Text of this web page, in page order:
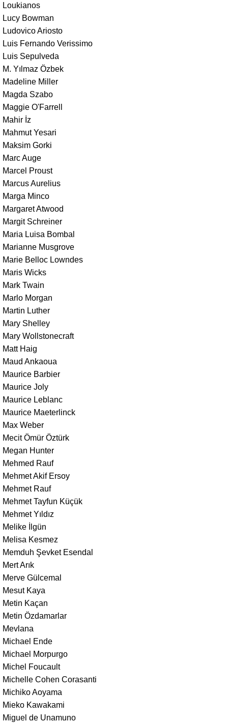
Loukianos
Lucy Bowman
Ludovico Ariosto
Luis Fernando Verissimo
Luis Sepulveda
M. Yılmaz Özbek
Madeline Miller
Magda Szabo
Maggie O'Farrell
Mahir İz
Mahmut Yesari
Maksim Gorki
Marc Auge
Marcel Proust
Marcus Aurelius
Marga Minco
Margaret Atwood
Margit Schreiner
Maria Luisa Bombal
Marianne Musgrove
Marie Belloc Lowndes
Maris Wicks
Mark Twain
Marlo Morgan
Martin Luther
Mary Shelley
Mary Wollstonecraft
Matt Haig
Maud Ankaoua
Maurice Barbier
Maurice Joly
Maurice Leblanc
Maurice Maeterlinck
Max Weber
Mecit Ömür Öztürk
Megan Hunter
Mehmed Rauf
Mehmet Akif Ersoy
Mehmet Rauf
Mehmet Tayfun Küçük
Mehmet Yıldız
Melike İlgün
Melisa Kesmez
Memduh Şevket Esendal
Mert Arık
Merve Gülcemal
Mesut Kaya
Metin Kaçan
Metin Özdamarlar
Mevlana
Michael Ende
Michael Morpurgo
Michel Foucault
Michelle Cohen Corasanti
Michiko Aoyama
Mieko Kawakami
Miguel de Unamuno